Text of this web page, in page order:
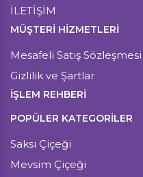
İLETİŞİM
MÜŞTERI HIZMETLERI
Mesafeli Satış Sözleşmesi
Gizlilik ve Şartlar
İŞLEM REHBERİ
POPÜLER KATEGORİLER
Saksı Çiçeği
Mevsim Çiçeği